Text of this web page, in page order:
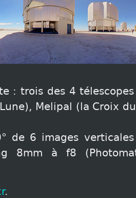
: trois des 4
Melipal (la Croix
de 6 images
8mm à f8
.